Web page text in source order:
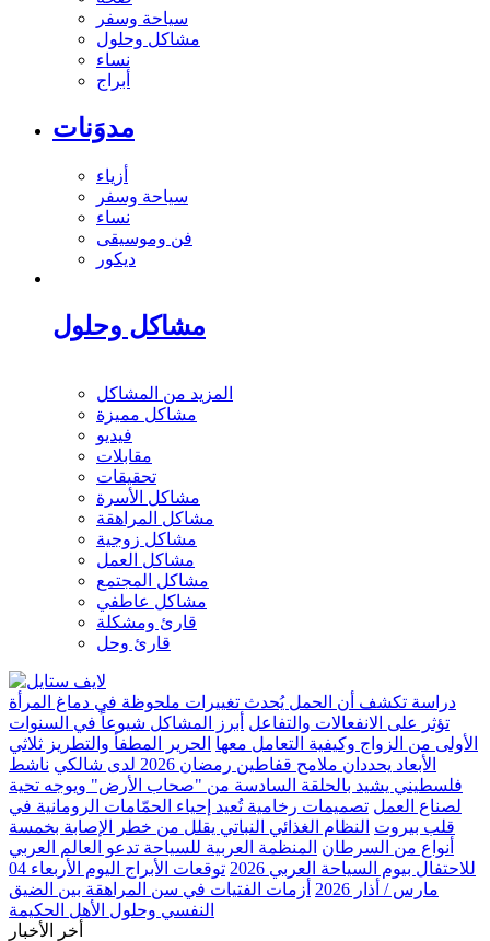
سياحة وسفر
مشاكل وحلول
نساء
أبراج
مدوَنات
أزياء
سياحة وسفر
نساء
فن وموسيقى
ديكور
مشاكل وحلول
المزيد من المشاكل
مشاكل مميزة
فيديو
مقابلات
تحقيقات
مشاكل الأسرة
مشاكل المراهقة
مشاكل زوجية
مشاكل العمل
مشاكل المجتمع
مشاكل عاطفي
قارئ ومشكلة
قارئ وحل
دراسة تكشف أن الحمل يُحدث تغييرات ملحوظة في دماغ المرأة
تؤثر على الانفعالات والتفاعل أبرز المشاكل شيوعاً في السنوات
الأولى من الزواج وكيفية التعامل معها الحرير المطفأ والتطريز ثلاثي
الأبعاد يحددان ملامح قفاطين رمضان 2026 لدى شالكي
ناشط
فلسطيني يشيد بالحلقة السادسة من "صحاب الأرض" ويوجه تحية
لصناع العمل تصميمات رخامية تُعيد إحياء الحمّامات الرومانية في
قلب بيروت النظام الغذائي النباتي يقلل من خطر الإصابة بخمسة
أنواع من السرطان المنظمة العربية للسياحة تدعو العالم العربي
للاحتفال بيوم السياحة العربي 2026
توقعات الأبراج اليوم الأربعاء 04
مارس / أذار 2026
أزمات الفتيات في سن المراهقة بين الضيق
النفسي وحلول الأهل الحكيمة
أخر الأخبار